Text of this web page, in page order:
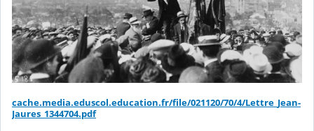
cache.media.eduscol.education.fr/file/021120/70/4/Lettre_Jean-
Jaures_1344704.pdf